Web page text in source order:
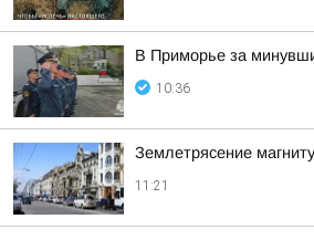
В Приморье за
10:36
Землетрясение
11:21